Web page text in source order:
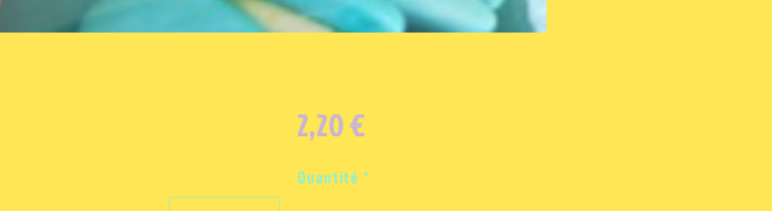
2,20 €Prix
Quantité *